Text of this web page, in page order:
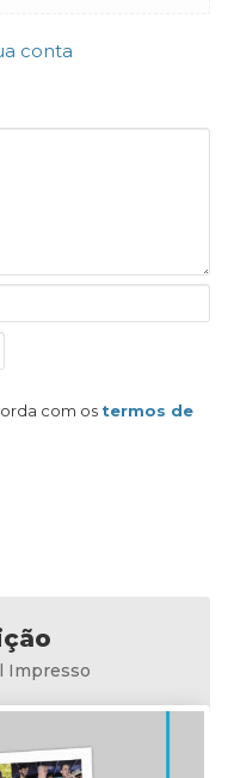
conta
com os termos de
Impresso